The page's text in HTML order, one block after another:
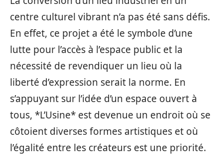
centre culturel vibrant n’a pas été sans défis.
En effet, ce projet a été le symbole d’une
lutte pour l’accès à l’espace public et la
nécessité de revendiquer un lieu où la
liberté d’expression serait la norme. En
s’appuyant sur l’idée d’un espace ouvert à
tous, *L’Usine* est devenue un endroit où se
côtoient diverses formes artistiques et où
l’égalité entre les créateurs est une priorité.